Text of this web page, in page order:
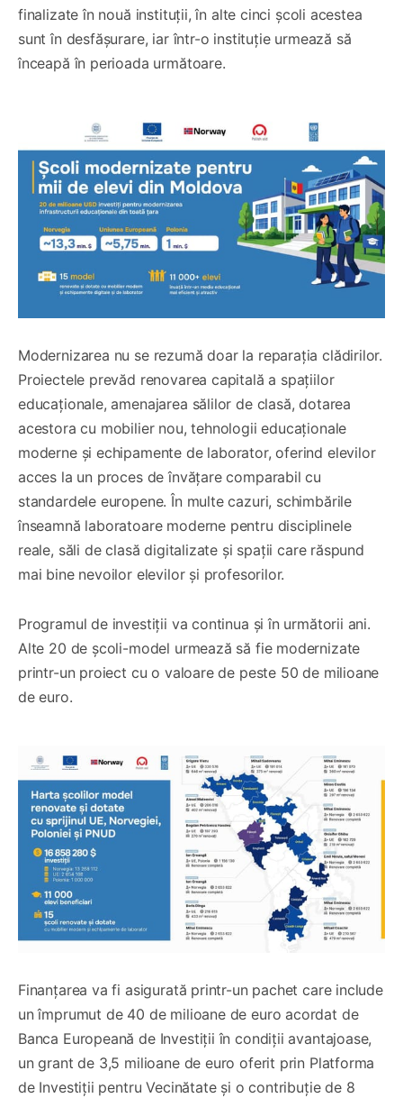
finalizate în nouă instituții, în alte cinci școli acestea
sunt în desfășurare, iar într-o instituție urmează să
înceapă în perioada următoare.
Modernizarea nu se rezumă doar la reparația clădirilor.
Proiectele prevăd renovarea capitală a spațiilor
educaționale, amenajarea sălilor de clasă, dotarea
acestora cu mobilier nou, tehnologii educaționale
moderne și echipamente de laborator, oferind elevilor
acces la un proces de învățare comparabil cu
standardele europene. În multe cazuri, schimbările
înseamnă laboratoare moderne pentru disciplinele
reale, săli de clasă digitalizate și spații care răspund
mai bine nevoilor elevilor și profesorilor.
Programul de investiții va continua și în următorii ani.
Alte 20 de școli-model urmează să fie modernizate
printr-un proiect cu o valoare de peste 50 de milioane
de euro.
Finanțarea va fi asigurată printr-un pachet care include
un împrumut de 40 de milioane de euro acordat de
Banca Europeană de Investiții în condiții avantajoase,
un grant de 3,5 milioane de euro oferit prin Platforma
de Investiții pentru Vecinătate și o contribuție de 8